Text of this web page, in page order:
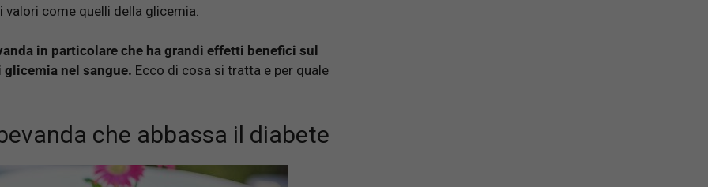
come quelli della glicemia.
in particolare che ha grandi effetti benefici sul
nel sangue. Ecco di cosa si tratta e per quale
che abbassa il diabete